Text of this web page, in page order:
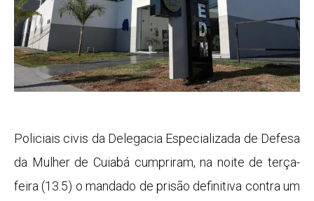
Policiais civis da Delegacia Especializada de Defesa
da Mulher de Cuiabá cumpriram, na noite de terça-
feira (13.5) o mandado de prisão definitiva contra um